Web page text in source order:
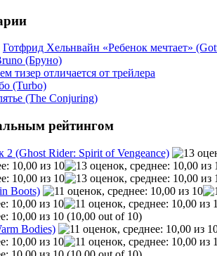
Готфрид Хельнвайн «Ребенок мечтает»
(Бруно)
тизер отличается от трейлера
(Turbo)
(The Conjuring)
рейтингом
(Ghost Rider: Spirit of Vengeance)
Boots)
(10,00 out of 10)
Bodies)